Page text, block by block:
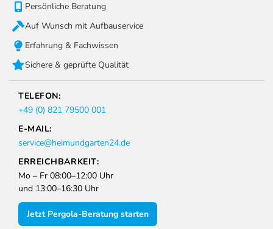
Persönliche Beratung
Auf Wunsch mit Aufbauservice
Erfahrung & Fachwissen
Sichere & geprüfte Qualität
TELEFON:
+49 (0) 821 79500 001
E-MAIL:
service@heimundgarten24.de
ERREICHBARKEIT:
Mo – Fr 08:00–12:00 Uhr
und 13:00–16:30 Uhr
Jetzt Pergola-Beratung starten